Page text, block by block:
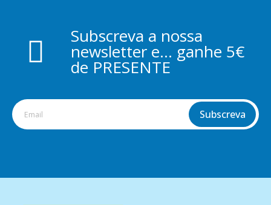
Subscreva a nossa
newsletter e... ganhe 5€
de PRESENTE
Subscreva